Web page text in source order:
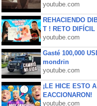
youtube.com
REHACIENDO
T ! RETO DIFÍCIL
youtube.com
Gasté 100,000
mondrin
youtube.com
¡LE HICE ESTO
EACCIONARON!
youtube.com